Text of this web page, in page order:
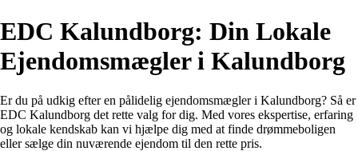
EDC Kalundborg: Din Lokale
Ejendomsmægler i Kalundborg
Er du på udkig efter en pålidelig ejendomsmægler i Kalundborg? Så er
EDC Kalundborg det rette valg for dig. Med vores ekspertise, erfaring
og lokale kendskab kan vi hjælpe dig med at finde drømmeboligen
eller sælge din nuværende ejendom til den rette pris.